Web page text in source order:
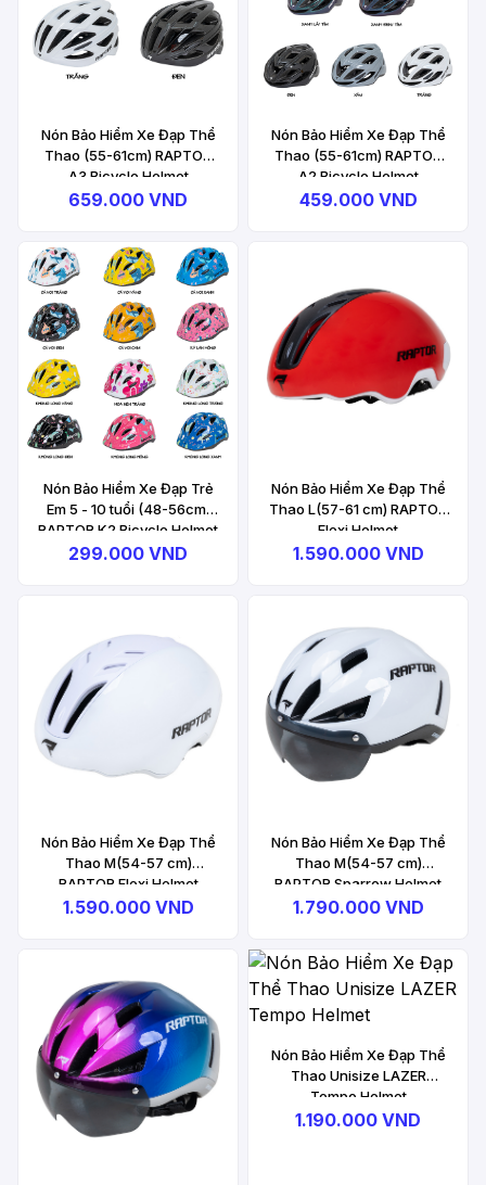
Nón Bảo Hiểm Xe Đạp Thể
Thao (55-61cm) RAPTOR
A3 Bicycle Helmet
659.000 VND
Nón Bảo Hiểm Xe Đạp Thể
Thao (55-61cm) RAPTOR
A2 Bicycle Helmet
459.000 VND
Nón Bảo Hiểm Xe Đạp Trẻ
Em 5 - 10 tuổi (48-56cm)
RAPTOR K2 Bicycle Helmet
299.000 VND
Nón Bảo Hiểm Xe Đạp Thể
Thao L(57-61 cm) RAPTOR
Flexi Helmet
1.590.000 VND
Nón Bảo Hiểm Xe Đạp Thể
Thao M(54-57 cm)
RAPTOR Flexi Helmet
1.590.000 VND
Nón Bảo Hiểm Xe Đạp Thể
Thao M(54-57 cm)
RAPTOR Sparrow Helmet
1.790.000 VND
Nón Bảo Hiểm Xe Đạp Thể
Thao Unisize LAZER
Tempo Helmet
1.190.000 VND